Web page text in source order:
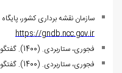
سازمان نقشه برداری کشور،
https://gndb.ncc.gov.ir
فجوری، ستاربردی. (1400). گفتگوی شخصی با ارازمحمد بهلکه. 21 دی.
فجوری، ستاربردی. (1400). گفتگوی شخصی با جبار قادرپور. 23 اسفند.